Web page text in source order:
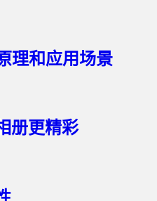
理和应用场景
册更精彩